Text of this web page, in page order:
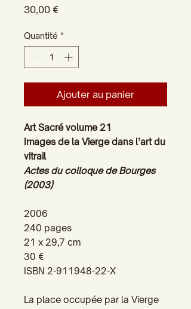
30,00 €
Quantité *
Ajouter au panier
Art Sacré volume 21
Images de la Vierge dans l’art du
vitrail
Actes du colloque de Bourges
(2003)
2006
240 pages
21 x 29,7 cm
30 €
ISBN 2-911948-22-X
La place occupée par la Vierge